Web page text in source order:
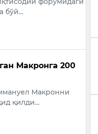
бўй…
Макронга 200
Макронни
қилди…